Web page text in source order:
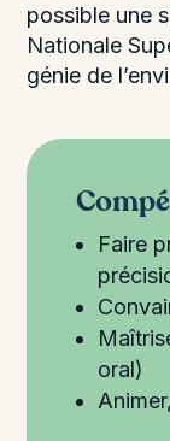
possible une
Nationale
génie de
Faire
oral)